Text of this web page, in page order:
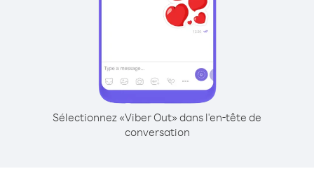
Sélectionnez «Viber Out» dans l'en-tête de
conversation